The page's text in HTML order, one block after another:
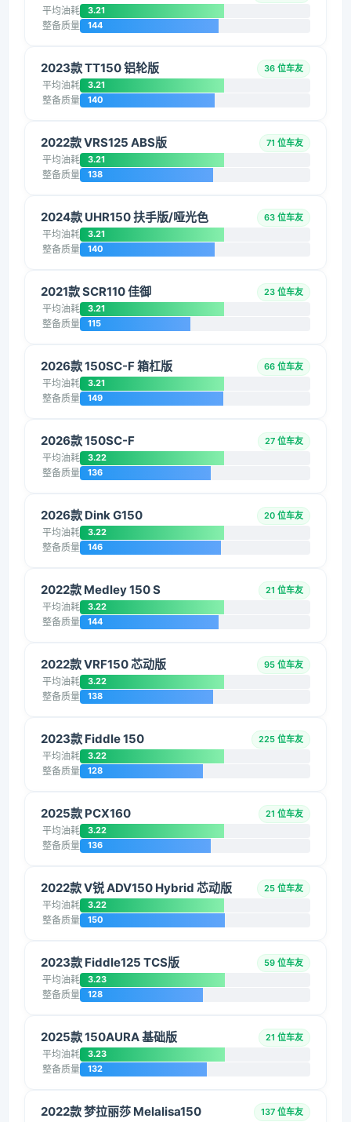
平均油耗 3.21
整备质量 144
2023款 TT150 铝轮版 36 位车友
平均油耗 3.21
整备质量 140
2022款 VRS125 ABS版 71 位车友
平均油耗 3.21
整备质量 138
2024款 UHR150 扶手版/哑光色 63 位车友
平均油耗 3.21
整备质量 140
2021款 SCR110 佳御 23 位车友
平均油耗 3.21
整备质量 115
2026款 150SC-F 箱杠版 66 位车友
平均油耗 3.21
整备质量 149
2026款 150SC-F 27 位车友
平均油耗 3.22
整备质量 136
2026款 Dink G150 20 位车友
平均油耗 3.22
整备质量 146
2022款 Medley 150 S 21 位车友
平均油耗 3.22
整备质量 144
2022款 VRF150 芯动版 95 位车友
平均油耗 3.22
整备质量 138
2023款 Fiddle 150 225 位车友
平均油耗 3.22
整备质量 128
2025款 PCX160 21 位车友
平均油耗 3.22
整备质量 136
2022款 V锐 ADV150 Hybrid 芯动版 25 位车友
平均油耗 3.22
整备质量 150
2023款 Fiddle125 TCS版 59 位车友
平均油耗 3.23
整备质量 128
2025款 150AURA 基础版 21 位车友
平均油耗 3.23
整备质量 132
2022款 梦拉丽莎 Melalisa150 137 位车友